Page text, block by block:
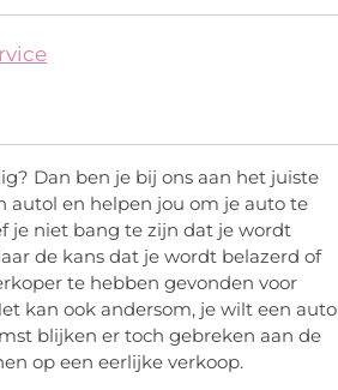
Dan ben je bij ons aan het juiste
autol en helpen jou om je auto te
je niet bang te zijn dat je wordt
de kans dat je wordt belazerd of
te hebben gevonden voor
kan ook andersom, je wilt een auto
blijken er toch gebreken aan de
op een eerlijke verkoop.